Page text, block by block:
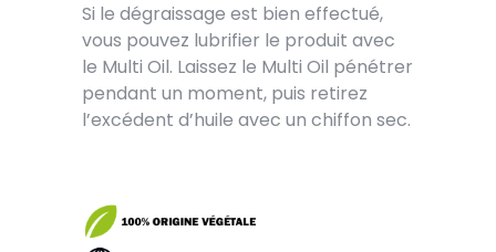
Si le dégraissage est bien effectué,
vous pouvez lubrifier le produit avec
le Multi Oil. Laissez le Multi Oil pénétrer
pendant un moment, puis retirez
l’excédent d’huile avec un chiffon sec.